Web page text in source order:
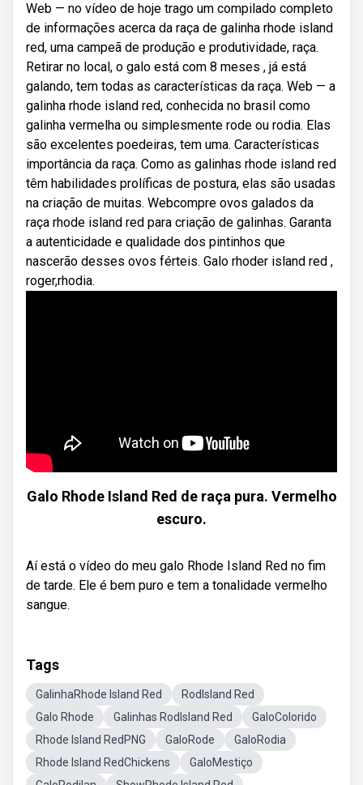
Web — no vídeo de hoje trago um compilado completo
de informações acerca da raça de galinha rhode island
red, uma campeã de produção e produtividade, raça.
Retirar no local, o galo está com 8 meses , já está
galando, tem todas as características da raça. Web — a
galinha rhode island red, conhecida no brasil como
galinha vermelha ou simplesmente rode ou rodia. Elas
são excelentes poedeiras, tem uma. Características
importância da raça. Como as galinhas rhode island red
têm habilidades prolíficas de postura, elas são usadas
na criação de muitas. Webcompre ovos galados da
raça rhode island red para criação de galinhas. Garanta
a autenticidade e qualidade dos pintinhos que
nascerão desses ovos férteis. Galo rhoder island red ,
roger,rhodia.
Galo Rhode Island Red de raça pura. Vermelho
escuro.
Aí está o vídeo do meu galo Rhode Island Red no fim
de tarde. Ele é bem puro e tem a tonalidade vermelho
sangue.
Tags
GalinhaRhode Island Red
RodIsland Red
Galo Rhode
Galinhas RodIsland Red
GaloColorido
Rhode Island RedPNG
GaloRode
GaloRodia
Rhode Island RedChickens
GaloMestiço